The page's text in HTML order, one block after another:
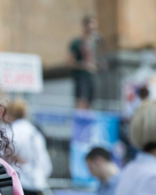
ESG
ბიზნესი & ეკონომიკა
საქართველოს
მობილბანკში
ხმოვანი